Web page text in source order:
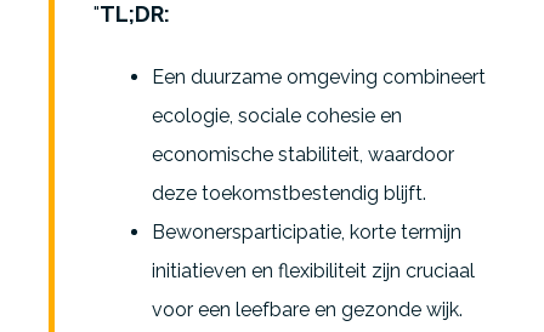
TL;DR:
Een duurzame omgeving combineert
ecologie, sociale cohesie en
economische stabiliteit, waardoor
deze toekomstbestendig blijft.
Bewonersparticipatie, korte termijn
initiatieven en flexibiliteit zijn cruciaal
voor een leefbare en gezonde wijk.